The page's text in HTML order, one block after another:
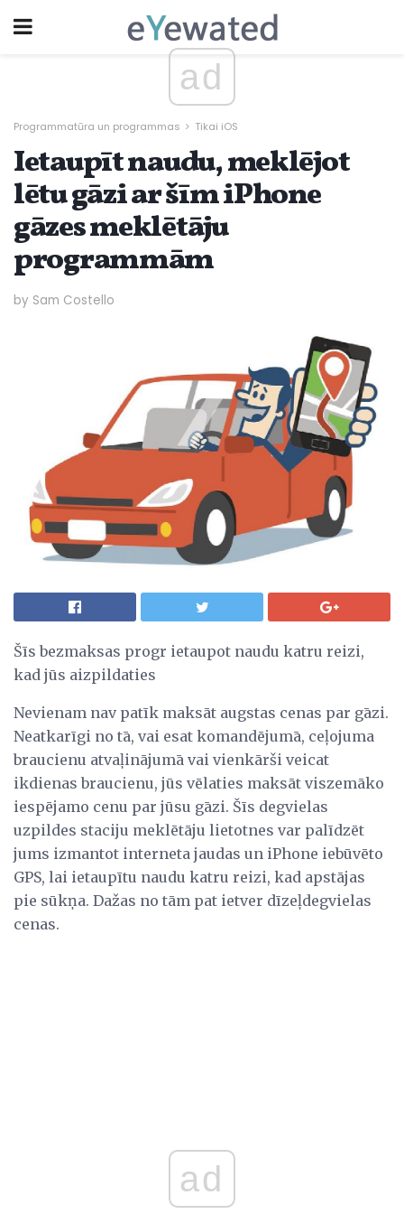
ad
Programmatūra un programmas Tikai iOS
Ietaupīt naudu, meklējot
lētu gāzi ar šīm iPhone
gāzes meklētāju
programmām
by Sam Costello
Šīs bezmaksas progr ietaupot naudu katru reizi,
kad jūs aizpildaties
Nevienam nav patīk maksāt augstas cenas par gāzi.
Neatkarīgi no tā, vai esat komandējumā, ceļojuma
braucienu atvaļinājumā vai vienkārši veicat
ikdienas braucienu, jūs vēlaties maksāt viszemāko
iespējamo cenu par jūsu gāzi. Šīs degvielas
uzpildes staciju meklētāju lietotnes var palīdzēt
jums izmantot interneta jaudas un iPhone iebūvēto
GPS, lai ietaupītu naudu katru reizi, kad apstājas
pie sūkņa. Dažas no tām pat ietver dīzeļdegvielas
cenas.
ad